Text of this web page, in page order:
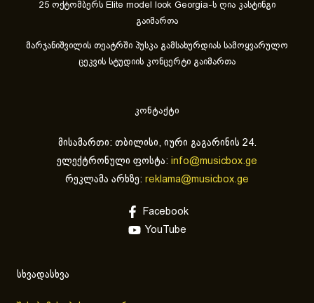
25 ოქტომბერს Elite model look Georgia-ს ღია კასტინგი
გაიმართა
მარჯანიშვილის თეატრში პუსკა გამსახურდიას სამოყვარულო
ცეკვის სტუდიის კონცერტი გაიმართა
კონტაქტი
მისამართი: თბილისი, იური გაგარინის 24.
ელექტრონული ფოსტა: info@musicbox.ge
რეკლამა არხზე: reklama@musicbox.ge
Facebook
YouTube
სხვადასხვა